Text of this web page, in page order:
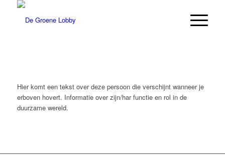
Hier komt een tekst over deze persoon die verschijnt wanneer je
erboven hovert. Informatie over zijn/har functie en rol in de
duurzame wereld.